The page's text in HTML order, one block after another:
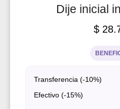
Dije inicial
$
Transferencia (-10%)
Efectivo (-15%)